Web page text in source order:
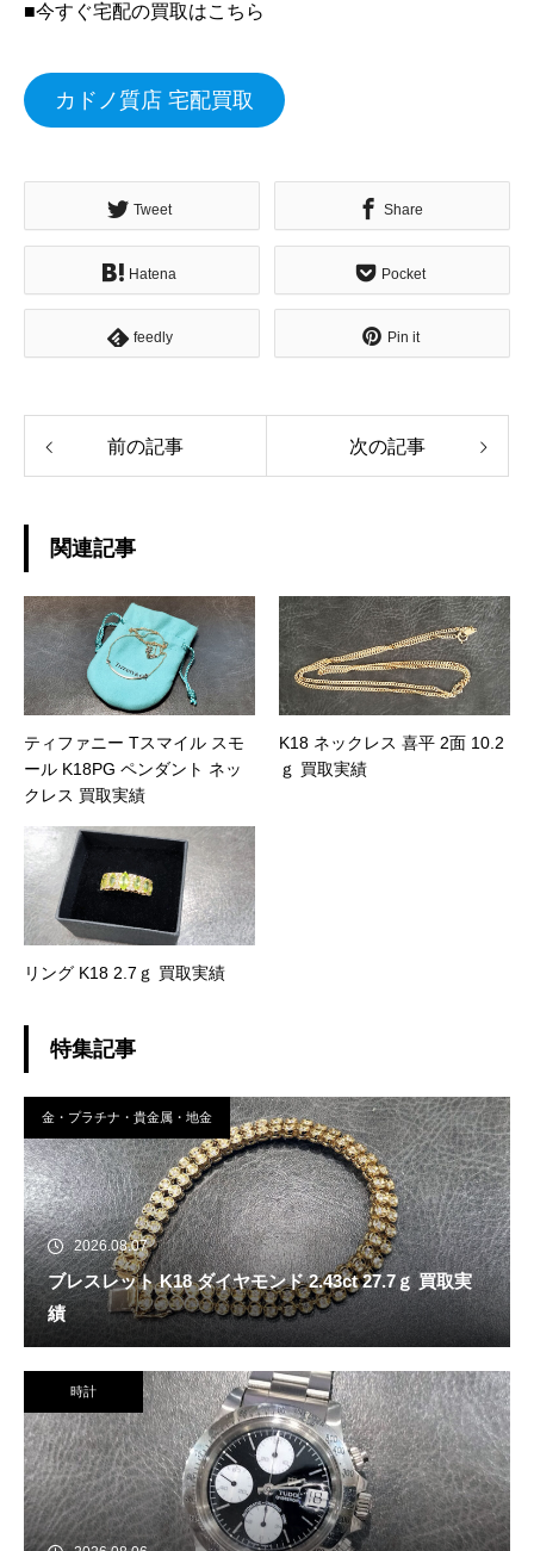
■今すぐ宅配の買取はこちら
カドノ質店 宅配買取
Tweet Share
Hatena Pocket
feedly Pin it
前の記事 次の記事
関連記事
ティファニー Tスマイル スモ
ール K18PG ペンダント ネッ
クレス 買取実績
K18 ネックレス 喜平 2面 10.2
ｇ 買取実績
リング K18 2.7ｇ 買取実績
特集記事
金・プラチナ・貴金属・地金
2026.08.07
ブレスレット K18 ダイヤモンド 2.43ct 27.7ｇ 買取実
績
時計